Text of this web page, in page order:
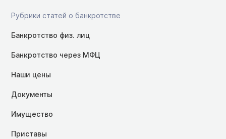
Рубрики статей о банкротстве
Банкротство физ. лиц
Банкротство через МФЦ
Наши цены
Документы
Имущество
Приставы